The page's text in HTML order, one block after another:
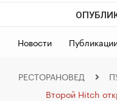
Новости
РЕСТОРАНОВЕД
Второй Hitch